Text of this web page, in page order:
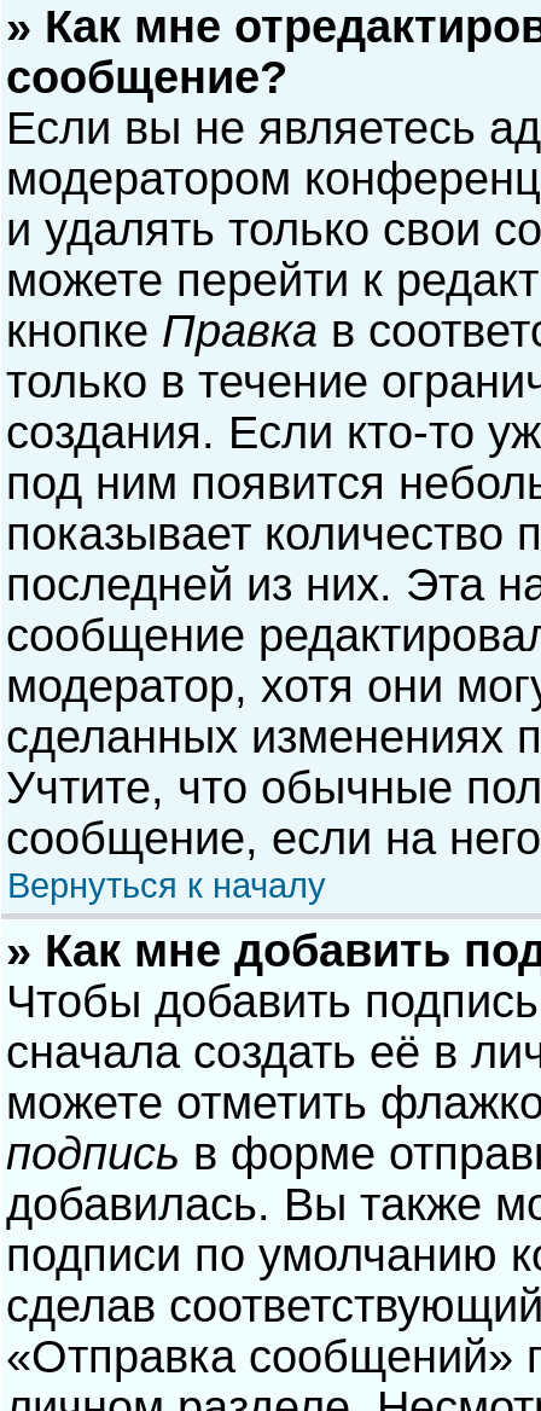
» Как мне
сообщение?
Если вы не являетесь
модератором
и удалять только свои
можете перейти к
кнопке Правка в
только в течение
создания. Если кто-то
под ним появится
показывает количество
последней из них. Эта
сообщение
модератор, хотя они
сделанных изменениях
Учтите, что обычные
сообщение, если на
Вернуться к началу
» Как мне добавить
Чтобы добавить
сначала создать её в
можете отметить
подпись в форме
добавилась. Вы также
подписи по умолчанию
сделав
«Отправка сообщений»